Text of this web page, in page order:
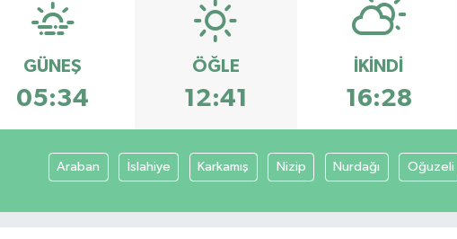
GÜNEŞ
05:34
ÖĞLE
12:41
İKINDI
16:28
Araban İslahiye Karkamış Nizip Nurdağı Oğuzeli